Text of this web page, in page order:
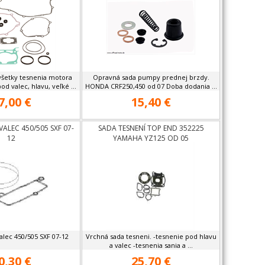
tesnenia motora
valec, hlavu, veľké ...
€
Opravná sada pumpy prednej brzdy.
HONDA CRF250,450 od 07 Doba dodania ...
15,40 €
450/505 SXF 07-
12
450/505 SXF 07-12
€
SADA TESNENÍ TOP END 352225
YAMAHA YZ125 OD 05
Vrchná sada tesneni. -tesnenie pod hlavu
a valec -tesnenia sania a ...
25,70 €